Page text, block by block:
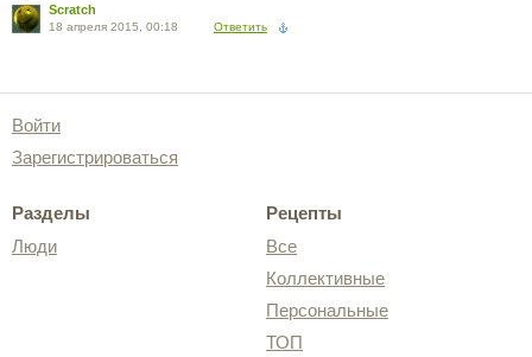
Scratch
18 апреля 2015, 00:18 Ответить
Войти
Зарегистрироваться
Разделы
Люди
Рецепты
Все
Коллективные
Персональные
ТОП